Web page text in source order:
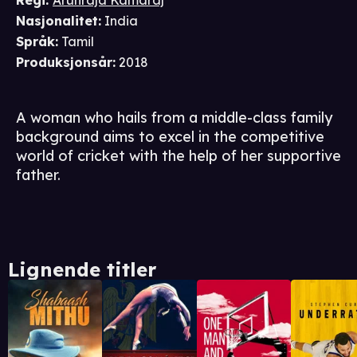
Nasjonalitet: India
Språk: Tamil
Produksjonsår: 2018
A woman who hails from a middle-class family
background aims to excel in the competitive
world of cricket with the help of her supportive
father.
Lignende titler